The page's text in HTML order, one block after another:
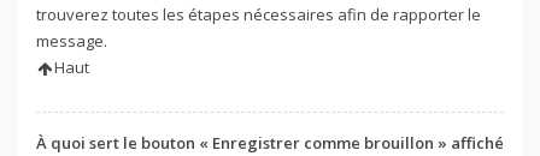
trouverez toutes les étapes nécessaires afin de rapporter le
message.
Haut
À quoi sert le bouton « Enregistrer comme brouillon » affiché